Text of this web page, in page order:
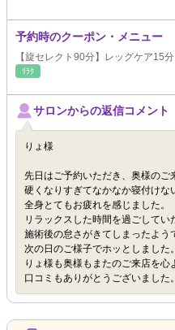
予約時のクーポン・メニュー
【旋セレクト90分】レッグケア15
ﾘﾗｸ
サロンからの返信コメント
りょ様
先日はご予約いただき、奥様のご
硬くなりすぎてなかなか寝付けな
全身とてもお疲れを感じました。
リラックスした時間を過ごしてい
施術後の怠さがきてしまったよう
次の日のご様子でホッとしました。
りょ様も奥様もまたのご来店を心
口コミもありがとうございました。